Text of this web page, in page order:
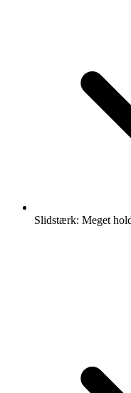
Slidstærk: Meget